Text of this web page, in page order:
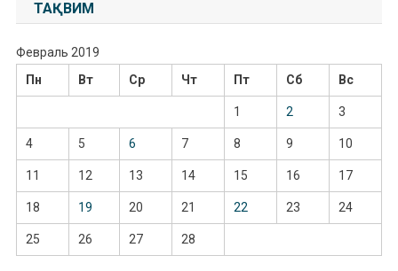
ТАҚВИМ
Февраль 2019
Пн
Вт Ср Чт Пт Сб Вс
1 2 3
4 5 6 7 8 9 10
11 12 13 14 15 16 17
18 19 20 21 22 23 24
25 26 27 28